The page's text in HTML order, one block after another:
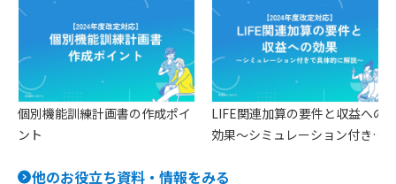
個別機能訓練計画書の作成ポイ
ント
LIFE関連加算の要件と収益への
効果〜シミュレーション付きで
他のお役立ち資料・情報をみる